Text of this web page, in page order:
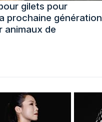
gilets pour
prochaine génération
animaux de